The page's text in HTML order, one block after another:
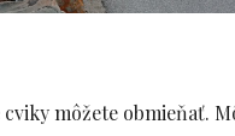
cviky môžete obmieňať.